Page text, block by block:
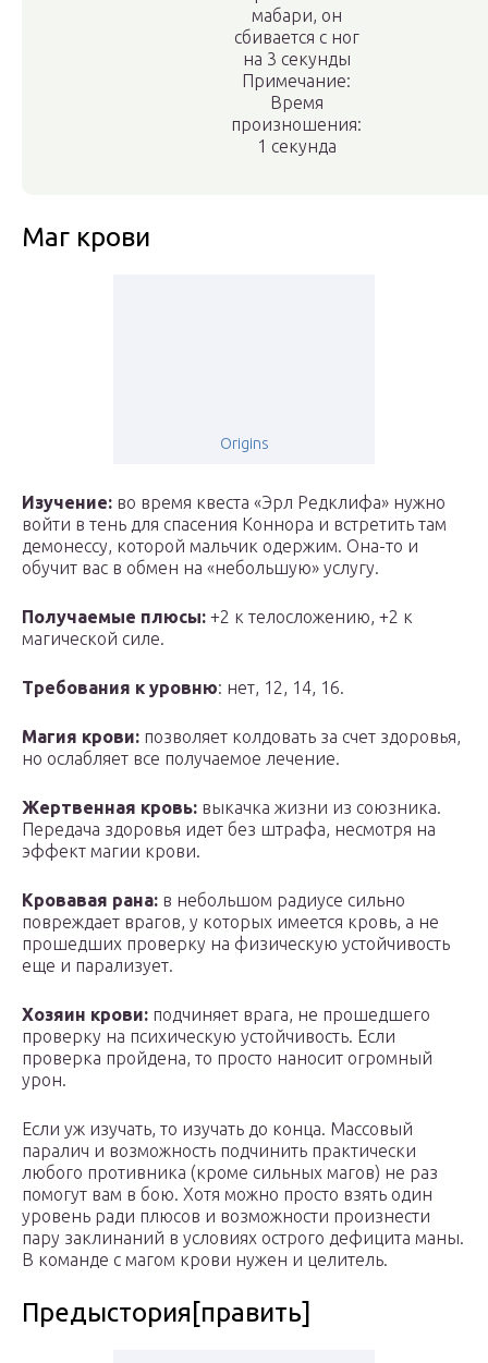
мабари, он
сбивается с ног
на 3 секунды
Примечание:
Время
произношения:
1 секунда
Маг крови
Origins
Изучение: во время квеста «Эрл Редклифа» нужно
войти в тень для спасения Коннора и встретить там
демонессу, которой мальчик одержим. Она-то и
обучит вас в обмен на «небольшую» услугу.
Получаемые плюсы: +2 к телосложению, +2 к
магической силе.
Требования к уровню: нет, 12, 14, 16.
Магия крови: позволяет колдовать за счет здоровья,
но ослабляет все получаемое лечение.
Жертвенная кровь: выкачка жизни из союзника.
Передача здоровья идет без штрафа, несмотря на
эффект магии крови.
Кровавая рана: в небольшом радиусе сильно
повреждает врагов, у которых имеется кровь, а не
прошедших проверку на физическую устойчивость
еще и парализует.
Хозяин крови: подчиняет врага, не прошедшего
проверку на психическую устойчивость. Если
проверка пройдена, то просто наносит огромный
урон.
Если уж изучать, то изучать до конца. Массовый
паралич и возможность подчинить практически
любого противника (кроме сильных магов) не раз
помогут вам в бою. Хотя можно просто взять один
уровень ради плюсов и возможности произнести
пару заклинаний в условиях острого дефицита маны.
В команде с магом крови нужен и целитель.
Предыстория[править]